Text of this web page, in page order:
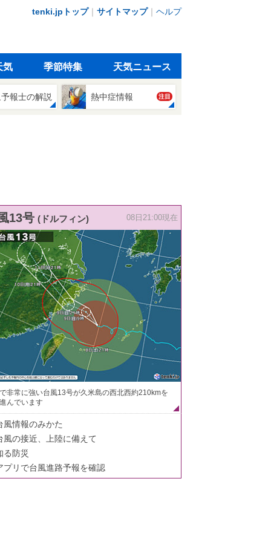
tenki.jpトップ｜ サイトマップ｜ ヘルプ
気 季節特集 天気ニュース
報士の解説 熱中症情報 注目
13号 (ドルフィン) 08日21:00現在
非常に強い台風13号が久米島の西北西約210kmを
んでいます
風情報のみかた
風の接近、上陸に備えて
る防災
プリで台風進路予報を確認